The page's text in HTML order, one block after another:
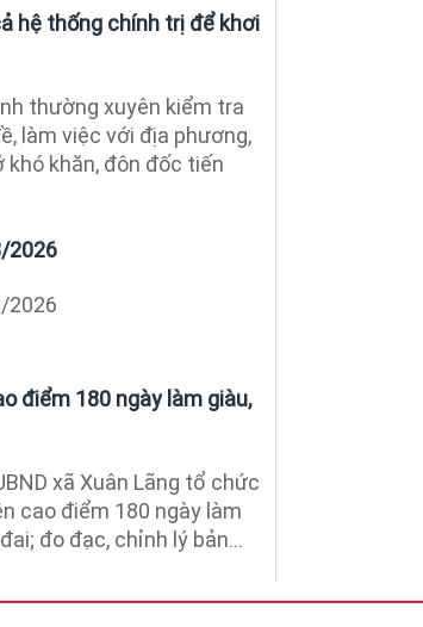
hệ thống chính trị để khơi
thường xuyên kiểm tra
làm việc với địa phương,
khó khăn, đôn đốc tiến
2026
2026
điểm 180 ngày làm giàu,
xã Xuân Lãng tổ chức
cao điểm 180 ngày làm
đo đạc, chỉnh lý bản...